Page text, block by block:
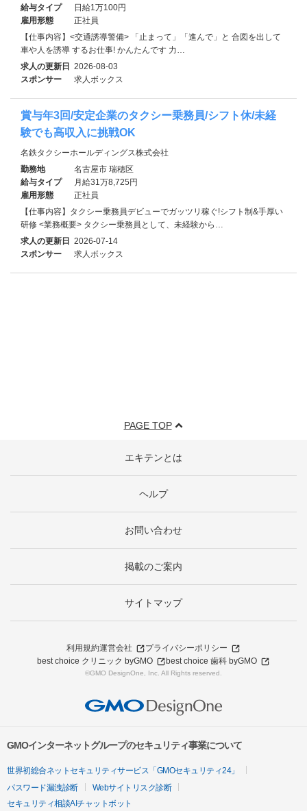
給与タイプ
日給1万100円
雇用形態
正社員
【仕事内容】<交通誘導警備> 「止まって」「進んで」と 合図を出して
車や人を誘導 するお仕事! かんたんです 力…
求人の更新日 2026-08-03
スポンサー
求人ボックス
賞与年3回/安定企業のタクシー乗務員/シフト休/未経
験でも高収入に挑戦OK
名鉄タクシーホールディングス株式会社
勤務地
名古屋市 瑞穂区
給与タイプ
月給31万8,725円
雇用形態
正社員
【仕事内容】タクシー乗務員デビューでガッツリ稼ぐ!シフト制&手厚い
研修 <業務概要> タクシー乗務員として、未経験から…
求人の更新日 2026-07-14
スポンサー
求人ボックス
PAGE TOP
エキテンとは
ヘルプ
お問い合わせ
掲載のご案内
サイトマップ
利用規約運営会社
プライバシーポリシー
best choice クリニック byGMO
best choice 歯科 byGMO
©GMO DesignOne, Inc. All Rights reserved.
GMOインターネットグループのセキュリティ事業について
世界初総合ネットセキュリティサービス「GMOセキュリティ24」
パスワード漏洩診断
Webサイトリスク診断
セキュリティ相談AIチャットボット